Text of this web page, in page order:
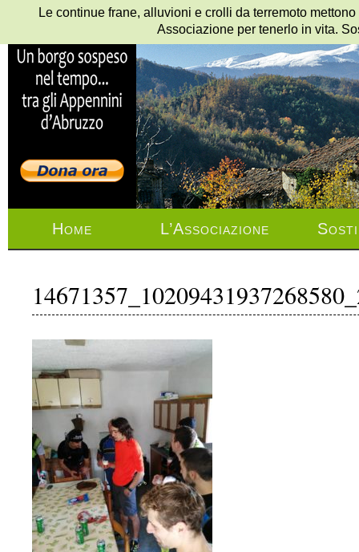
Home L’Associazione
Le continue frane, alluvioni e crolli da terremoto
Associazione per tenerlo in vita.